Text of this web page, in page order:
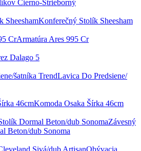
Čierno-Strieborný
Konferečný Stolík Sheesham
Armatúra Ares 995 Cr
Dalago 5
Lavica Do Predsiene/
Komoda Osaka Šírka 46cm
Závesný
Beton/dub Sonoma
Obývacia